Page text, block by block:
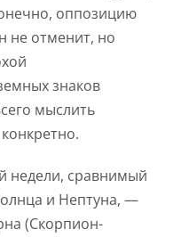
оппозицию
не отменит, но
знаков
мыслить
недели, сравнимый
и Нептуна, —
(Скорпион-